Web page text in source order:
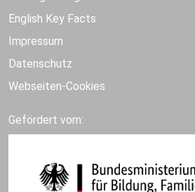
English Key Facts
Impressum
Datenschutz
Webseiten-Cookies
Gefördert vom: